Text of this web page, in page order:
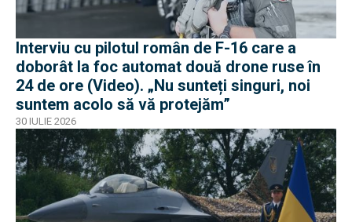
Interviu cu pilotul român de F-16 care a
doborât la foc automat două drone ruse în
24 de ore (Video). „Nu sunteți singuri, noi
suntem acolo să vă protejăm”
30 IULIE 2026